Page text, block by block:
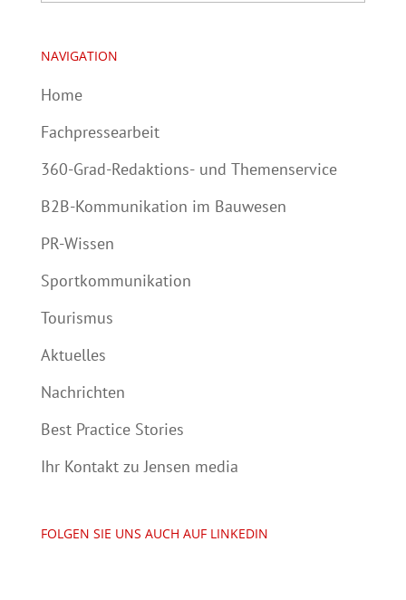
NAVIGATION
Home
Fachpressearbeit
360-Grad-Redaktions- und Themenservice
B2B-Kommunikation im Bauwesen
PR-Wissen
Sportkommunikation
Tourismus
Aktuelles
Nachrichten
Best Practice Stories
Ihr Kontakt zu Jensen media
FOLGEN SIE UNS AUCH AUF LINKEDIN